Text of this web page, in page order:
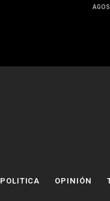
POLITICA OPINIÓN